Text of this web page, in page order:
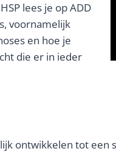
lees je op ADD
voornamelijk
en hoe je
die er in ieder
ontwikkelen tot een